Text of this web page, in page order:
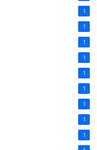
1
1
1
1
1
1
1
1
1